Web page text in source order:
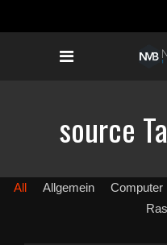
source
All Allgemein Computer